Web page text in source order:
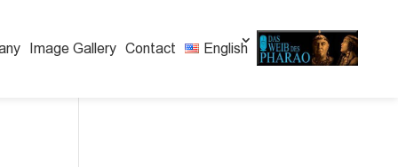
Image Gallery Contact English